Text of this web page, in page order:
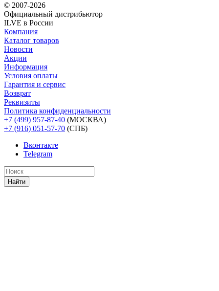
© 2007-2026
Официальный дистрибьютoр
ILVE в России
Компания
Каталог товаров
Новости
Акции
Информация
Условия оплаты
Гарантия и сервис
Возврат
Реквизиты
Политика конфиденциальности
+7 (499) 957-87-40 (МОСКВА)
+7 (916) 051-57-70 (СПБ)
Вконтакте
Telegram
Найти